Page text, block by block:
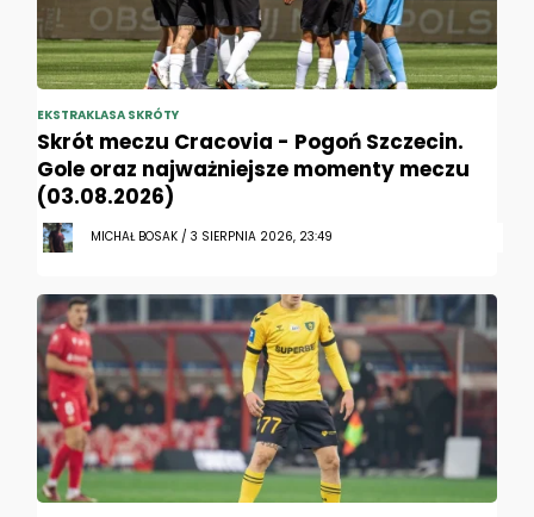
EKSTRAKLASA SKRÓTY
Skrót meczu Cracovia - Pogoń Szczecin.
Gole oraz najważniejsze momenty meczu
(03.08.2026)
MICHAŁ BOSAK / 3 SIERPNIA 2026, 23:49